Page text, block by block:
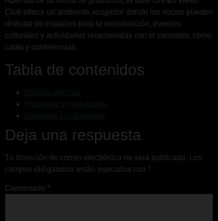
Club ofrece un ambiente acogedor donde los socios pueden
disfrutar de espacios para la socialización, eventos
culturales y actividades relacionadas con el cannabis, como
catas y conferencias.
Tabla de contenidos
Deja una respuesta
Tu dirección de correo electrónico no será publicada.
Los
campos obligatorios están marcados con *
Comentario *